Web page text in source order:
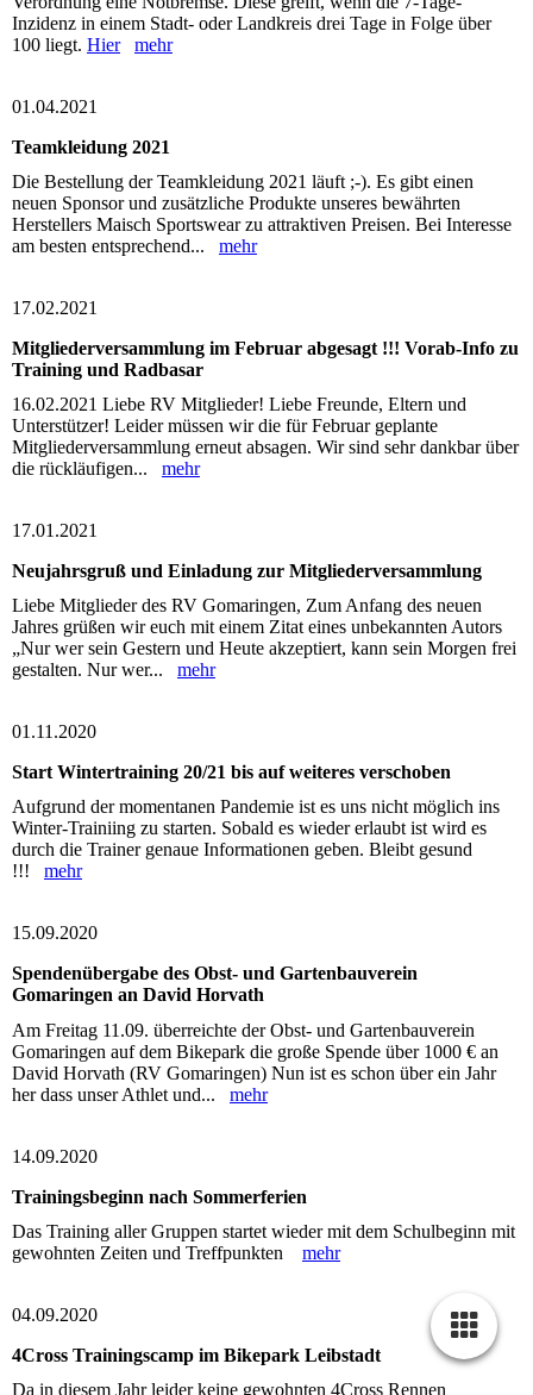
Inzidenz in einem Stadt- oder Landkreis drei Tage in Folge über
100 liegt. Hier mehr
01.04.2021
Teamkleidung 2021
Die Bestellung der Teamkleidung 2021 läuft ;-). Es gibt einen
neuen Sponsor und zusätzliche Produkte unseres bewährten
Herstellers Maisch Sportswear zu attraktiven Preisen. Bei Interesse
am besten entsprechend... mehr
17.02.2021
Mitgliederversammlung im Februar abgesagt !!! Vorab-Info zu
Training und Radbasar
16.02.2021 Liebe RV Mitglieder! Liebe Freunde, Eltern und
Unterstützer! Leider müssen wir die für Februar geplante
Mitgliederversammlung erneut absagen. Wir sind sehr dankbar über
die rückläufigen... mehr
17.01.2021
Neujahrsgruß und Einladung zur Mitgliederversammlung
Liebe Mitglieder des RV Gomaringen, Zum Anfang des neuen
Jahres grüßen wir euch mit einem Zitat eines unbekannten Autors
„Nur wer sein Gestern und Heute akzeptiert, kann sein Morgen frei
gestalten. Nur wer... mehr
01.11.2020
Start Wintertraining 20/21 bis auf weiteres verschoben
Aufgrund der momentanen Pandemie ist es uns nicht möglich ins
Winter-Trainiing zu starten. Sobald es wieder erlaubt ist wird es
durch die Trainer genaue Informationen geben. Bleibt gesund
!!! mehr
15.09.2020
Spendenübergabe des Obst- und Gartenbauverein
Gomaringen an David Horvath
Am Freitag 11.09. überreichte der Obst- und Gartenbauverein
Gomaringen auf dem Bikepark die große Spende über 1000 € an
David Horvath (RV Gomaringen) Nun ist es schon über ein Jahr
her dass unser Athlet und... mehr
14.09.2020
Trainingsbeginn nach Sommerferien
Das Training aller Gruppen startet wieder mit dem Schulbeginn mit
gewohnten Zeiten und Treffpunkten mehr
04.09.2020
4Cross Trainingscamp im Bikepark Leibstadt
Da in diesem Jahr leider keine gewohnten 4Cross Rennen